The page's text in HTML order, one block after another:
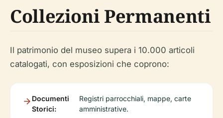
Collezioni Permanenti
Il patrimonio del museo supera i 10.000 articoli
catalogati, con esposizioni che coprono:
Documenti
Storici:
Registri parrocchiali, mappe, carte
amministrative.